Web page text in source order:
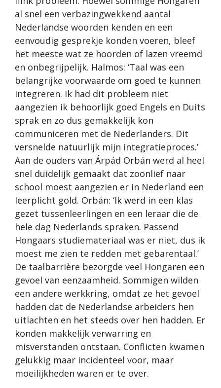
al snel een verbazingwekkend aantal
Nederlandse woorden kenden en een
eenvoudig gesprekje konden voeren, bleef
het meeste wat ze hoorden of lazen vreemd
en onbegrijpelijk. Halmos: ‘Taal was een
belangrijke voorwaarde om goed te kunnen
integreren. Ik had dit probleem niet
aangezien ik behoorlijk goed Engels en Duits
sprak en zo dus gemakkelijk kon
communiceren met de Nederlanders. Dit
versnelde natuurlijk mijn integratieproces.’
Aan de ouders van Árpád Orbán werd al heel
snel duidelijk gemaakt dat zoonlief naar
school moest aangezien er in Nederland een
leerplicht gold. Orbán: ‘Ik werd in een klas
gezet tussenleerlingen en een leraar die de
hele dag Nederlands spraken. Passend
Hongaars studiemateriaal was er niet, dus ik
moest me zien te redden met gebarentaal.’
De taalbarrière bezorgde veel Hongaren een
gevoel van eenzaamheid. Sommigen wilden
een andere werkkring, omdat ze het gevoel
hadden dat de Nederlandse arbeiders hen
uitlachten en het steeds over hen hadden. Er
konden makkelijk verwarring en
misverstanden ontstaan. Conflicten kwamen
gelukkig maar incidenteel voor, maar
moeilijkheden waren er te over.